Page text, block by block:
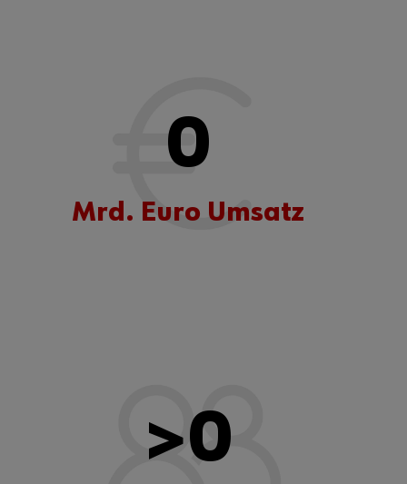
0
Mrd. Euro Umsatz
>0